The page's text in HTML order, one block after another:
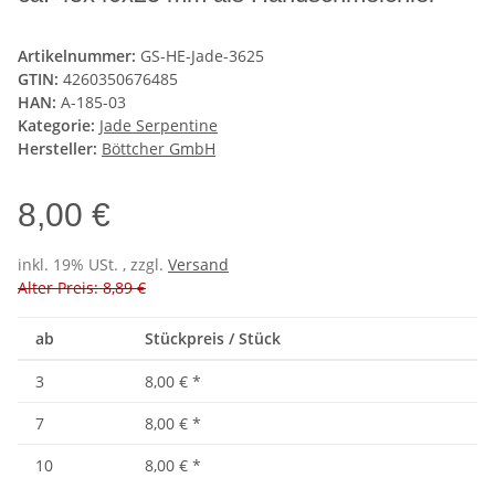
Artikelnummer: GS-HE-Jade-3625
GTIN: 4260350676485
HAN: A-185-03
Kategorie: Jade Serpentine
Hersteller: Böttcher GmbH
8,00 €
inkl. 19% USt. , zzgl. Versand
Alter Preis: 8,89 €
ab Stückpreis / Stück
3 8,00 € *
7
8,00 € *
10
8,00 € *